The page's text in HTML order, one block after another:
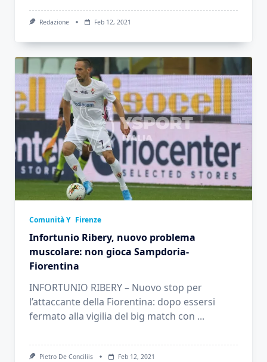
Redazione Feb 12, 2021
Comunità Y Firenze
Infortunio Ribery, nuovo problema
muscolare: non gioca Sampdoria-
Fiorentina
INFORTUNIO RIBERY – Nuovo stop per
l’attaccante della Fiorentina: dopo essersi
fermato alla vigilia del big match con ...
Pietro De Conciliis Feb 12, 2021